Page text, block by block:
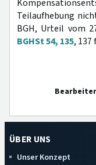
Teilaufhebung
BGH, Urteil vom
BGHSt 54, 135, 137
ÜBER UNS
Unser Konzept